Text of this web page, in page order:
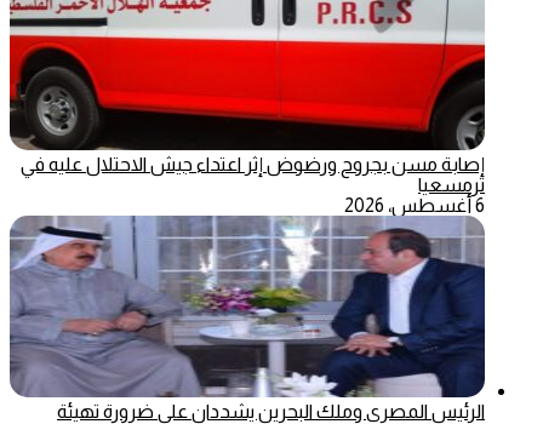
إصابة مسن بجروح ورضوض إثر اعتداء جيش الاحتلال عليه في
ترمسعيا
6 أغسطس، 2026
الرئيس المصري وملك البحرين يشددان على ضرورة تهيئة